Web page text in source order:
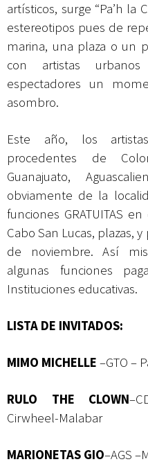
artísticos, surge “Pa’h la
estereotipos pues de
marina, una plaza o un
con artistas
espectadores un
asombro.
Este año, los
procedentes de
Guanajuato,
obviamente de la
funciones GRATUITAS
Cabo San Lucas, plazas,
de noviembre. Así
algunas funciones
Instituciones educativas.
LISTA DE INVITADOS:
MIMO MICHELLE –GTO –
RULO THE CLOWN
Cirwheel-Malabar
MARIONETAS GIO–AGS